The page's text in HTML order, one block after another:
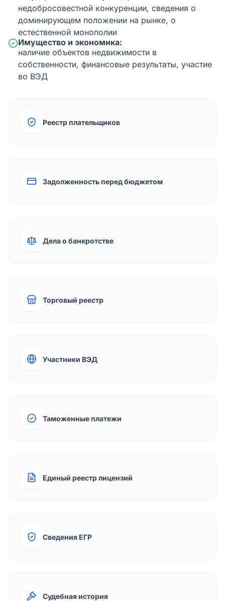
недобросовестной конкуренции, сведения о
доминирующем положении на рынке, о
естественной монополии
Имущество и экономика:
наличие объектов недвижимости в
собственности, финансовые результаты, участие
во ВЭД
Реестр плательщиков
Задолженность перед бюджетом
Дела о банкротстве
Торговый реестр
Участники ВЭД
Таможенные платежи
Единый реестр лицензий
Сведения ЕГР
Судебная история